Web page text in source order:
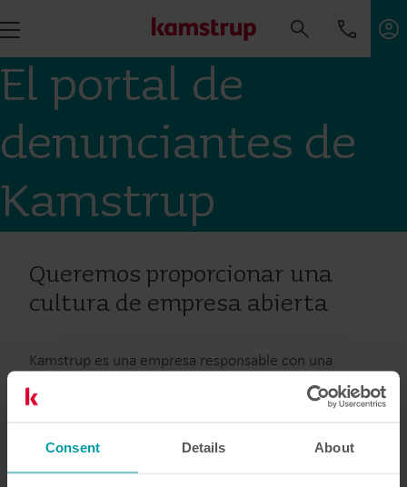
Consent Details About
El portal de
denunciantes de
Kamstrup
Queremos proporcionar una
cultura de empresa abierta
Kamstrup es una empresa responsable con una
cultura empresarial transparente y abierta en la que
se anima a los empleados y socios a hablar si
irregularidades relacionadas con las directrices de